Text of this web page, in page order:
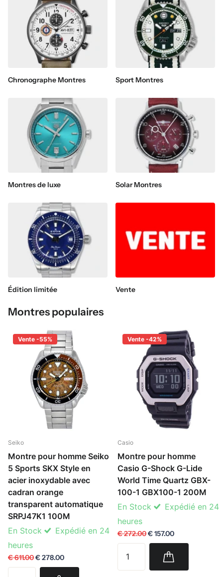
Chronographe Montres Sport Montres
Montres de luxe Solar Montres
Édition limitée Vente
Montres populaires
Vente -55%
Seiko
Montre pour homme Seiko
5 Sports SKX Style en
acier inoxydable avec
cadran orange
transparent automatique
SRPJ47K1 100M
En Stock
Expédié en 24
heures
€ 611.00€ 278.00
Vente -42%
Casio
Montre pour homme
Casio G-Shock G-Lide
World Time Quartz GBX-
100-1 GBX100-1 200M
En Stock
Expédié en 24
heures
€ 272.00€ 157.00